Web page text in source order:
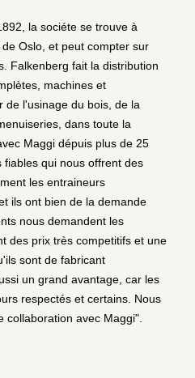
la sociéte se trouve à
Oslo, et peut compter sur
Falkenberg fait la distribution
machines et
de l'usinage du bois, de la
dans toute la
Maggi dépuis plus de 25
qui nous offrent des
les entraineurs
ils ont bien de la demande
nous demandent les
des prix très competitifs et une
sont de fabricant
un grand avantage, car les
respectés et certains. Nous
collaboration avec Maggi".